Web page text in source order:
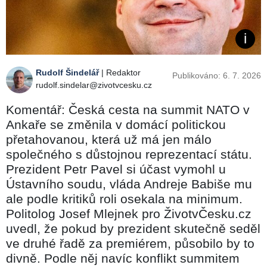
Rudolf Šindelář| Redaktor
rudolf.sindelar@zivotvcesku.cz
Publikováno: 6. 7. 2026
Komentář: Česká cesta na summit NATO v
Ankaře se změnila v domácí politickou
přetahovanou, která už má jen málo
společného s důstojnou reprezentací státu.
Prezident Petr Pavel si účast vymohl u
Ústavního soudu, vláda Andreje Babiše mu
ale podle kritiků roli osekala na minimum.
Politolog Josef Mlejnek pro ŽivotvČesku.cz
uvedl, že pokud by prezident skutečně seděl
ve druhé řadě za premiérem, působilo by to
divně. Podle něj navíc konflikt summitem